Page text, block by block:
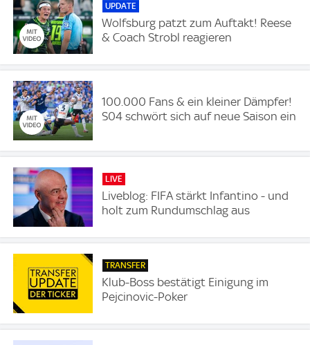
UPDATE
Wolfsburg patzt zum Auftakt! Reese
& Coach Strobl reagieren
100.000 Fans & ein kleiner Dämpfer!
S04 schwört sich auf neue Saison ein
LIVE
Liveblog: FIFA stärkt Infantino - und
holt zum Rundumschlag aus
TRANSFER
Klub-Boss bestätigt Einigung im
Pejcinovic-Poker